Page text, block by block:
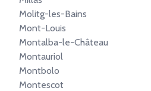
Molitg-les-Bains
Mont-Louis
Montalba-le-Château
Montauriol
Montbolo
Montescot